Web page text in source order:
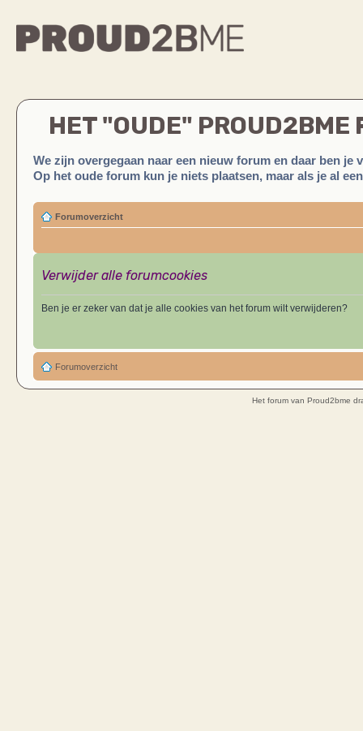
HET "OUDE" PROUD2BME
We zijn overgegaan naar een nieuw forum en daar ben je
Op het oude forum kun je niets plaatsen, maar als je al
Forumoverzicht
Verwijder alle forumcookies
Ben je er zeker van dat je alle cookies van het forum wilt verwijderen?
Forumoverzicht
Het forum van Proud2bme